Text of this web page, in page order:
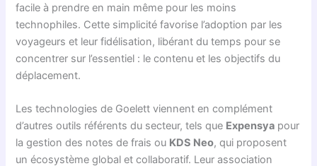
facile à prendre en main même pour les moins
technophiles. Cette simplicité favorise l’adoption par les
voyageurs et leur fidélisation, libérant du temps pour se
concentrer sur l’essentiel : le contenu et les objectifs du
déplacement.
Les technologies de Goelett viennent en complément
d’autres outils référents du secteur, tels que Expensya pour
la gestion des notes de frais ou KDS Neo, qui proposent
un écosystème global et collaboratif. Leur association